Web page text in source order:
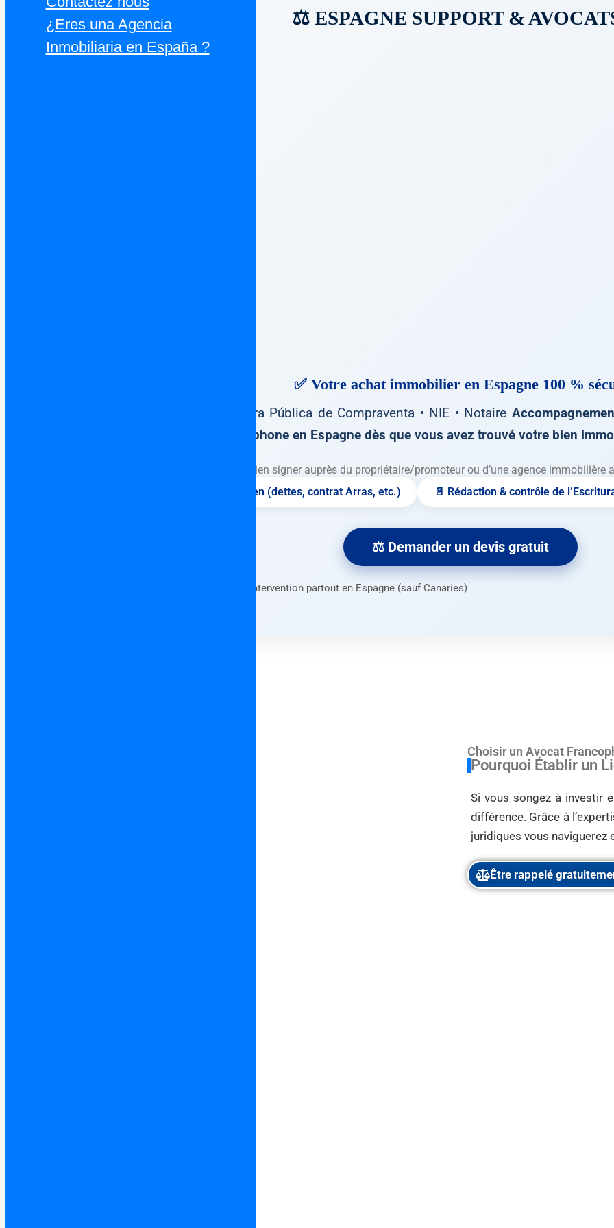
⚖️ ESPAGNE SUPPORT &
✅ Votre achat immobilier en Espagne 100 %
Escritura Pública de Compraventa • NIE • Notaire
francophone en Espagne dès que vous avez trouvé votre bien
Ne surtout jamais rien signer auprès du propriétaire/promoteur ou d’une agence immobilière
⚖️ Vérification complète du bien (dettes, contrat Arras, etc.)
📄 Rédaction & contrôle de
⚖️ Demander un devis gratuit
Forfait fixe • Consultation en français • Intervention partout en Espagne (sauf Canaries)
Choisir un Avocat
Pourquoi Établir un
Si vous songez à investir
différence. Grâce à
juridiques vous naviguerez
Être rappelé
¿Eres una Agencia
Inmobiliaria en España ?